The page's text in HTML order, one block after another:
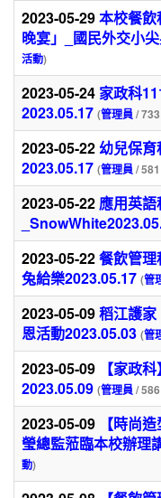
2023-05-29本校餐
晚宴」_國民外交小
活動)
2023-05-24 家政科
2023.05.17 (管理員/
2023-05-22幼兒保
2023.05.17 (管理員/
2023-05-22應用英
2023-05-22餐飲管
兔給樂2023.05.17 (管
2023-05-09稻江護
恩活動2023.05.03 (管
2023-05-09
【家政
2023.05.09 (管理員/
2023-05-09
【時尚
瑩總監蒞臨本校辦理
動)